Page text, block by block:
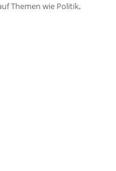
Themen wie Politik,